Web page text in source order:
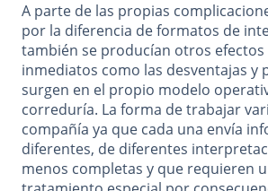
A parte de las propias
por la diferencia de formatos de
también se producían otros efectos
inmediatos como las desventajas y
surgen en el propio modelo
correduría. La forma de trabajar
compañía ya que cada una envía
diferentes, de diferentes
menos completas y que requieren